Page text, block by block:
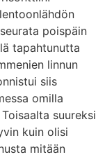
poispäin
tapahtunutta
linnun
siis
omilla
suureksi
kuin olisi
mitään